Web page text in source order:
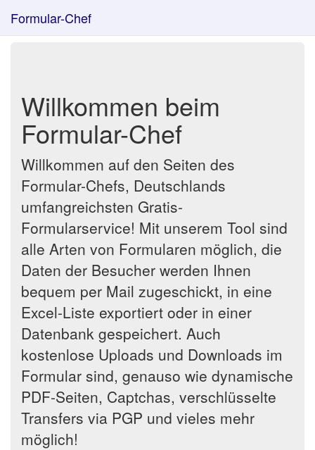
Formular-Chef
Willkommen beim
Formular-Chef
Willkommen auf den Seiten des
Formular-Chefs, Deutschlands
umfangreichsten Gratis-
Formularservice! Mit unserem Tool sind
alle Arten von Formularen möglich, die
Daten der Besucher werden Ihnen
bequem per Mail zugeschickt, in eine
Excel-Liste exportiert oder in einer
Datenbank gespeichert. Auch
kostenlose Uploads und Downloads im
Formular sind, genauso wie dynamische
PDF-Seiten, Captchas, verschlüsselte
Transfers via PGP und vieles mehr
möglich!